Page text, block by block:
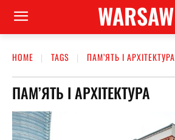
WARSAW
HOME TAGS ПАМ’ЯТЬ І АРХІТЕКТУРА
ПАМ’ЯТЬ І АРХІТЕКТУРА